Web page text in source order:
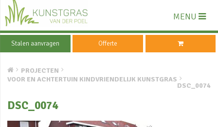
MENU
Stalen aanvragen Offerte
PROJECTEN
VOOR EN ACHTERTUIN KINDVRIENDELIJK KUNSTGRAS
DSC_0074
DSC_0074